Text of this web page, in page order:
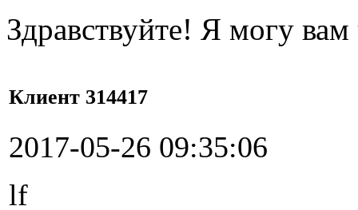
Здравствуйте! Я могу
Клиент 314417
2017-05-26 09:35:06
lf